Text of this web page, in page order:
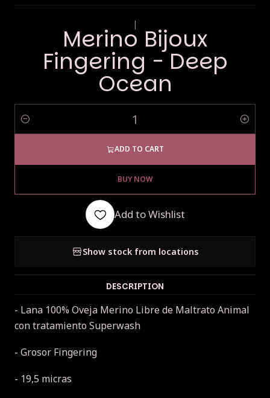
|
Merino Bijoux
Fingering - Deep
Ocean
Quantity
ADD TO CART
BUY NOW
Add to Wishlist
Show stock from locations
DESCRIPTION
- Lana 100% Oveja Merino Libre de Maltrato Animal
con tratamiento Superwash
- Grosor Fingering
- 19,5 micras